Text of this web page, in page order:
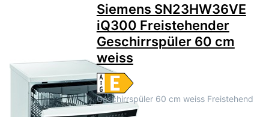
Siemens SN23HW36VE
iQ300 Freistehender
Geschirrspüler 60 cm
weiss
Geschirrspüler 60 cm weiss Freistehend